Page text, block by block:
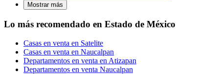
Mostrar más
Lo más recomendado en Estado de México
Casas en venta en Satelite
Casas en venta en Naucalpan
Departamentos en venta en Atizapan
Departamentos en venta Naucalpan